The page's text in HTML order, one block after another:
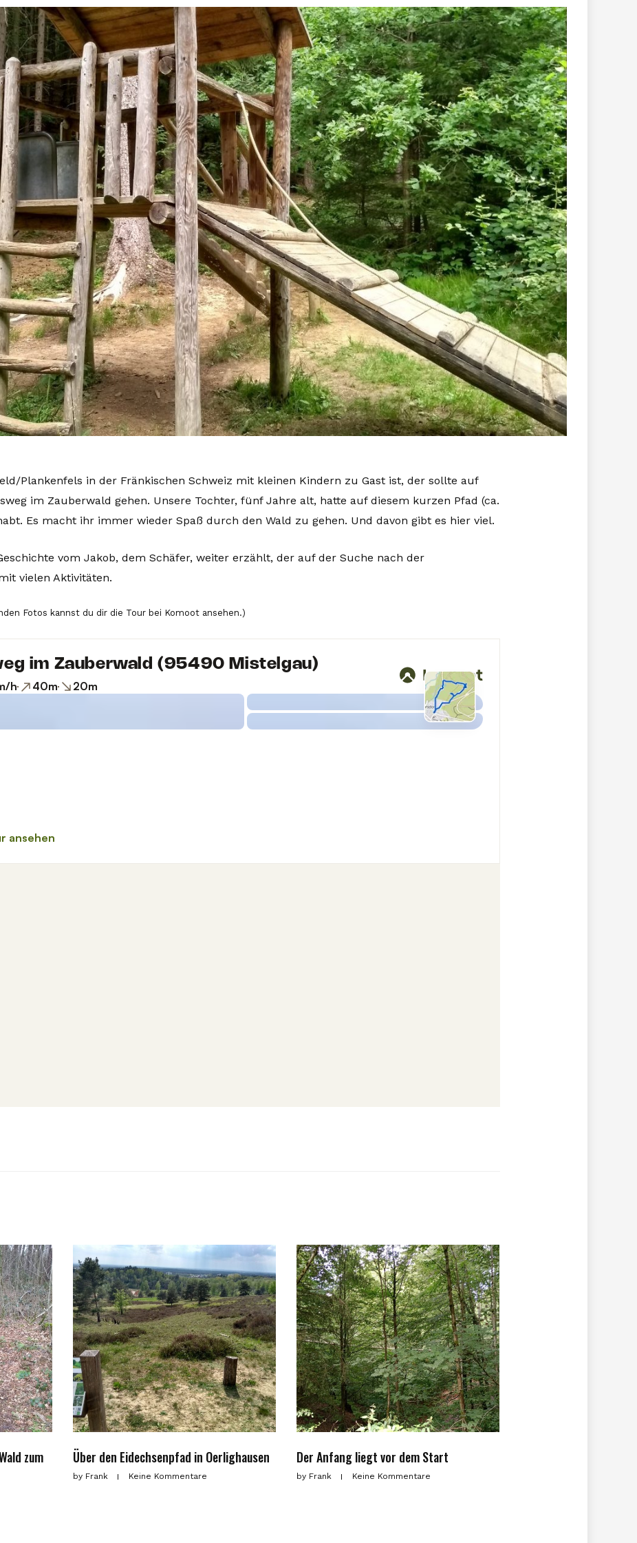
Plankenfels in der Fränkischen Schweiz mit kleinen Kindern zu Gast ist, der sollte auf
im Zauberwald gehen. Unsere Tochter, fünf Jahre alt, hatte auf diesem kurzen Pfad (ca.
Es macht ihr immer wieder Spaß durch den Wald zu gehen. Und davon gibt es hier viel.
vom Jakob, dem Schäfer, weiter erzählt, der auf der Suche nach der
vielen Aktivitäten.
Fotos kannst du dir die Tour bei Komoot ansehen.)
zum
Über den Eidechsenpfad in Oerlighausen
by Frank Keine Kommentare
Der Anfang liegt vor dem Start
by Frank Keine Kommentare